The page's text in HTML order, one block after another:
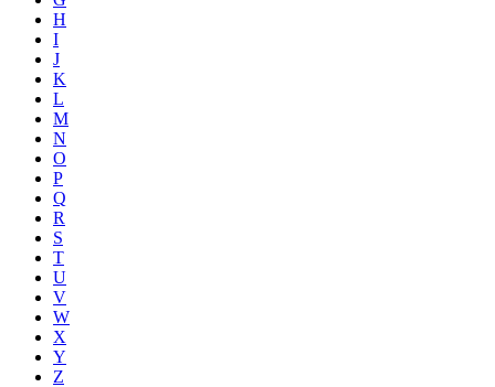
H
I
J
K
L
M
N
O
P
Q
R
S
T
U
V
W
X
Y
Z